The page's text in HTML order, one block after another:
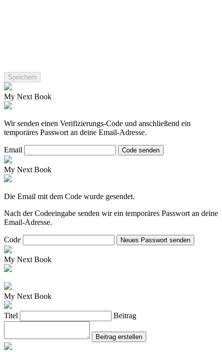
My Next Book
Wir senden einen Verifizierungs-Code und anschließend ein
temporäres Passwort an deine Email-Adresse.
Email Code senden
My Next Book
Die Email mit dem Code wurde gesendet.
Nach der Codeeingabe senden wir ein temporäres Passwort an deine
Email-Adresse.
Code Neues Passwort senden
My Next Book
My Next Book
Titel Beitrag
Beitrag erstellen